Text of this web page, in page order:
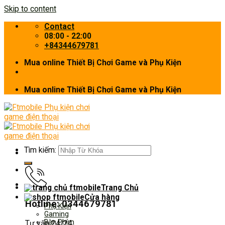
Skip to content
Contact
08:00 - 22:00
+84344679781
Mua online Thiết Bị Chơi Game và Phụ Kiện
Mua online Thiết Bị Chơi Game và Phụ Kiện
Hotline: 0344679781
Tìm kiếm:
Trang Chủ
Cửa hàng
Phụ Kiện
Gaming
Bàn Phím